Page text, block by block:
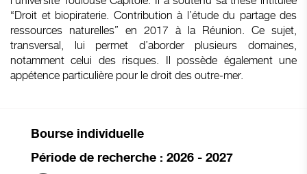
“Droit et biopiraterie. Contribution à l’étude du partage des
ressources naturelles” en 2017 à la Réunion. Ce sujet,
transversal, lui permet d’aborder plusieurs domaines,
notamment celui des risques. Il possède également une
appétence particulière pour le droit des outre-mer.
Bourse individuelle
Période de recherche : 2026 - 2027